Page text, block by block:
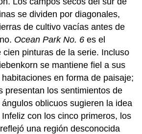
se dividen por diagonales,
de cultivo vacías antes de
Ocean Park No. 6 es el
cien pinturas de la serie. Incluso
se mantiene fiel a sus
en forma de paisaje;
presentan los sentimientos de
oblicuos sugieren la idea
con los cinco primeros, los
una región desconocida